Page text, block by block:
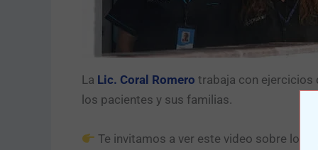
La Lic. Coral Romero trabaja con ejercicios
los pacientes y sus familias.
Te invitamos a ver este video sobre los